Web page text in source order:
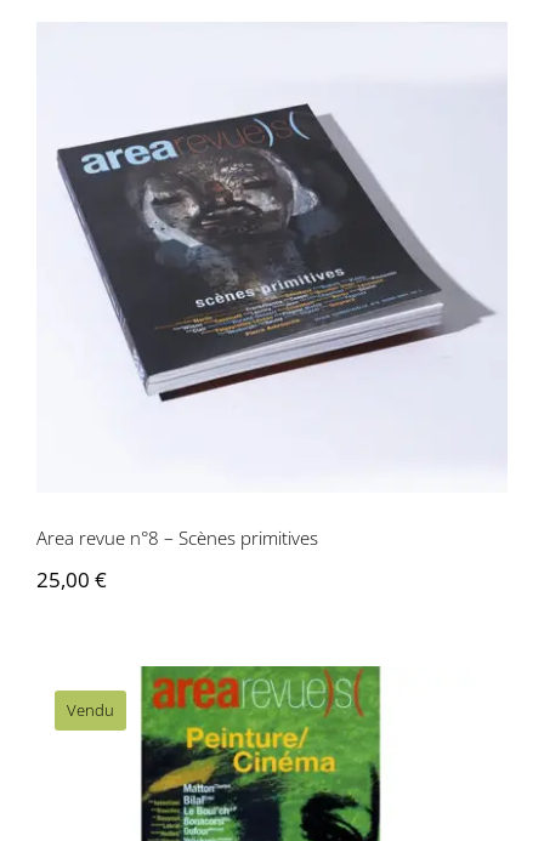
Area revue n°8 – Scènes primitives
Area revue n°8 – Scènes primitives
25,00 €
Vendu
Area revue n°7 – Peinture/Cinéma